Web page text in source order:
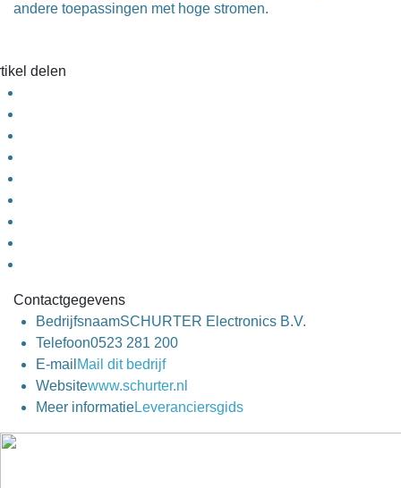
andere toepassingen met hoge stromen.
delen
Contactgegevens
BedrijfsnaamSCHURTER Electronics B.V.
Telefoon0523 281 200
E-mail Mail dit bedrijf
Websitewww.schurter.nl
Meer informatieLeveranciersgids